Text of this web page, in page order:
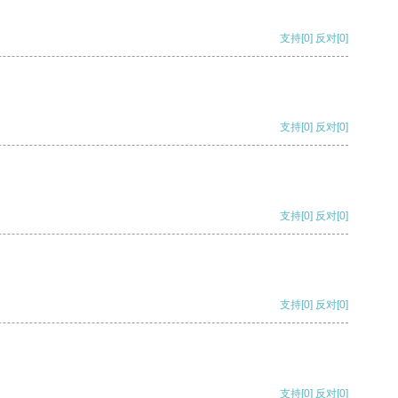
支持[0] 反对[0]
支持[0] 反对[0]
支持[0] 反对[0]
支持[0] 反对[0]
支持[0] 反对[0]